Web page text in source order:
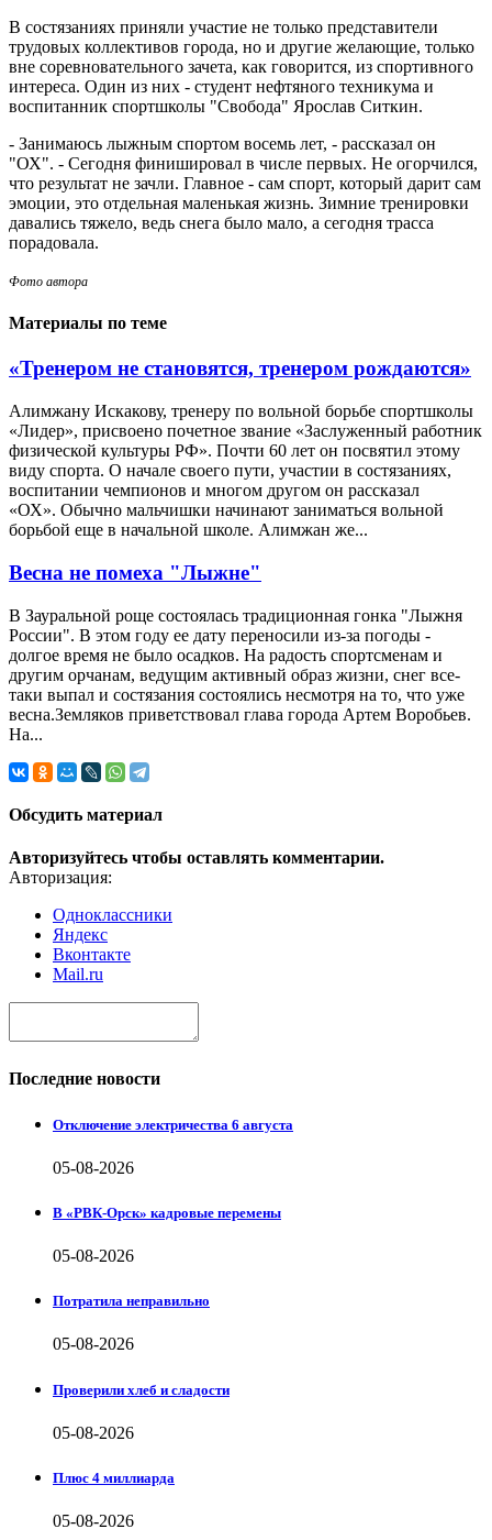
В состязаниях приняли участие не только представители
трудовых коллективов города, но и другие желающие, только
вне соревновательного зачета, как говорится, из спортивного
интереса. Один из них - студент нефтяного техникума и
воспитанник спортшколы "Свобода" Ярослав Ситкин.
- Занимаюсь лыжным спортом восемь лет, - рассказал он
"ОХ". - Сегодня финишировал в числе первых. Не огорчился,
что результат не зачли. Главное - сам спорт, который дарит сам
эмоции, это отдельная маленькая жизнь. Зимние тренировки
давались тяжело, ведь снега было мало, а сегодня трасса
порадовала.
Фото автора
Материалы по теме
«Тренером не становятся, тренером рождаются»
Алимжану Искакову, тренеру по вольной борьбе спортшколы
«Лидер», присвоено почетное звание «Заслуженный работник
физической культуры РФ». Почти 60 лет он посвятил этому
виду спорта. О начале своего пути, участии в состязаниях,
воспитании чемпионов и многом другом он рассказал
«ОХ». Обычно мальчишки начинают заниматься вольной
борьбой еще в начальной школе. Алимжан же...
Весна не помеха "Лыжне"
В Зауральной роще состоялась традиционная гонка "Лыжня
России". В этом году ее дату переносили из-за погоды -
долгое время не было осадков. На радость спортсменам и
другим орчанам, ведущим активный образ жизни, снег все-
таки выпал и состязания состоялись несмотря на то, что уже
весна.Земляков приветствовал глава города Артем Воробьев.
На...
Обсудить материал
Авторизуйтесь чтобы оставлять комментарии.
Авторизация:
Одноклассники
Яндекс
Вконтакте
Mail.ru
Последние новости
Отключение электричества 6 августа
05-08-2026
В «РВК-Орск» кадровые перемены
05-08-2026
Потратила неправильно
05-08-2026
Проверили хлеб и сладости
05-08-2026
Плюс 4 миллиарда
05-08-2026